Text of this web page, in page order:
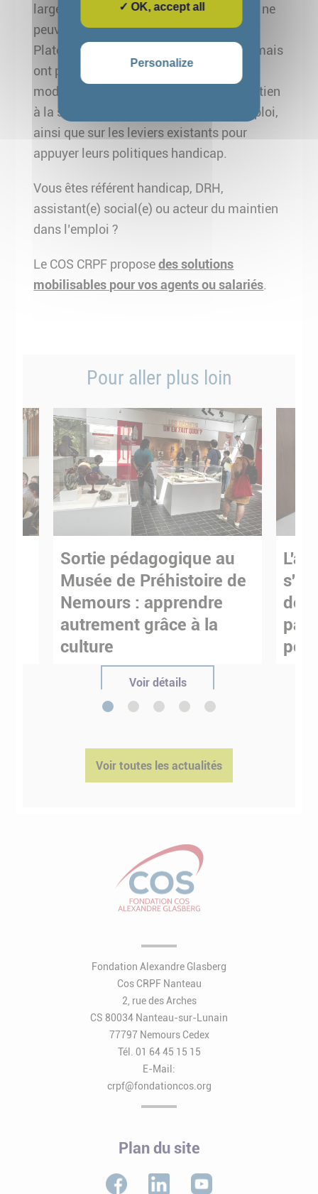
large. En tant qu’employeur du Loiret, ils ne
peuvent pas recourir aux services de la
Plateforme Emploi Accompagné du 77, mais
ont pu échanger sur les différentes
modalités d’accompagnement et de soutien
à la sécurisation du maintien dans l’emploi,
ainsi que sur les leviers existants pour
appuyer leurs politiques handicap.
Vous êtes référent handicap, DRH,
assistant(e) social(e) ou acteur du maintien
dans l’emploi ?
Le COS CRPF proposedes solutions
mobilisables pour vos agents ou salariés.
Pour aller plus loin
Sortie pédagogique au
Musée de Préhistoire de
Nemours : apprendre
autrement grâce à la
culture
Voir détails
de
Voir toutes les actualités
Fondation Alexandre Glasberg
Cos CRPF Nanteau
2, rue des Arches
CS 80034 Nanteau-sur-Lunain
77797 Nemours Cedex
Tél. 01 64 45 15 15
E-Mail:
crpf@fondationcos.org
Plan du site
✓ OK, accept all
Personalize